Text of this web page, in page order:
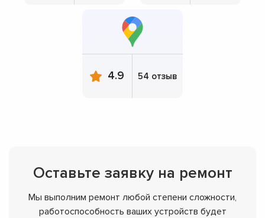
4.9 54 отзыв
Оставьте заявку на ремонт
Мы выполним ремонт любой степени сложности,
работоспособность ваших устройств будет